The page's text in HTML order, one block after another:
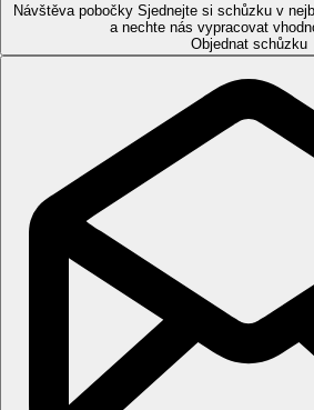
Návštěva pobočky Sjednejte si schůzku v
a nechte nás vypracovat
Objednat schůzku